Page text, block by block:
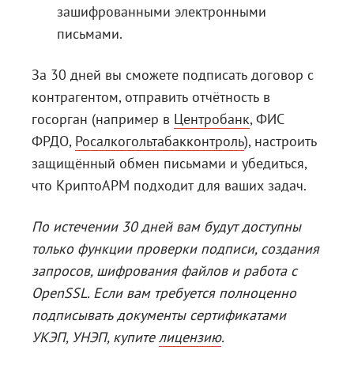
зашифрованными электронными
письмами.
За 30 дней вы сможете подписать договор с
контрагентом, отправить отчётность в
госорган (например в Центробанк,ФИС
ФРДО, Росалкогольтабакконтроль), настроить
защищённый обмен письмами и убедиться,
что КриптоАРМ подходит для ваших задач.
По истечении 30 дней вам будут доступны
только функции проверки подписи, создания
запросов, шифрования файлов и работа с
OpenSSL. Если вам требуется полноценно
подписывать документы сертификатами
УКЭП, УНЭП, купителицензию.